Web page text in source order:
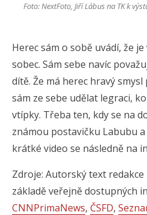
Foto: NextFoto, Jiří Lábus na TK k
Herec sám o sobě uvádí, že
sobec. Sám sebe navíc
dítě. Že má herec hravý
sám ze sebe udělat legraci,
vtípky. Třeba ten, kdy se na
známou postavičku Labubu
krátké video se následně na
Zdroje: Autorský text redakce
základě veřejně dostupných
CNNPrimaNews, ČSFD,